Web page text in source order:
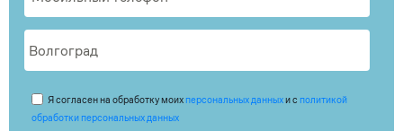
Я согласен на обработку моих персональных данныхи с политикой
обработки персональных данных